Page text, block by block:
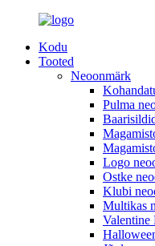
Kodu
Tooted
Neoonmärk
Pulma
Logo
Ostke
Klubi
Multikas
Valentine